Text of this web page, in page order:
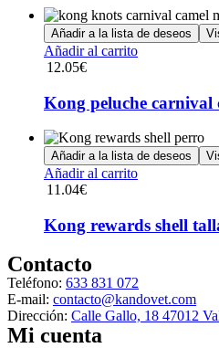
Añadir a la lista de deseos
Añadir al carrito
12.05€
Kong peluche
Añadir a la lista de deseos
Añadir al carrito
11.04€
Kong rewards shell
Contacto
Teléfono: 633 831 072
E-mail: contacto@kandovet.com
Dirección: Calle Gallo, 18 47012
Mi cuenta